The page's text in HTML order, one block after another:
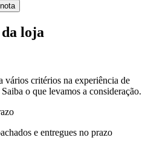
loja
vários critérios na experiência de
o que levamos a consideração.
e entregues no prazo